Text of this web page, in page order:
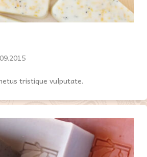
tristique vulputate.